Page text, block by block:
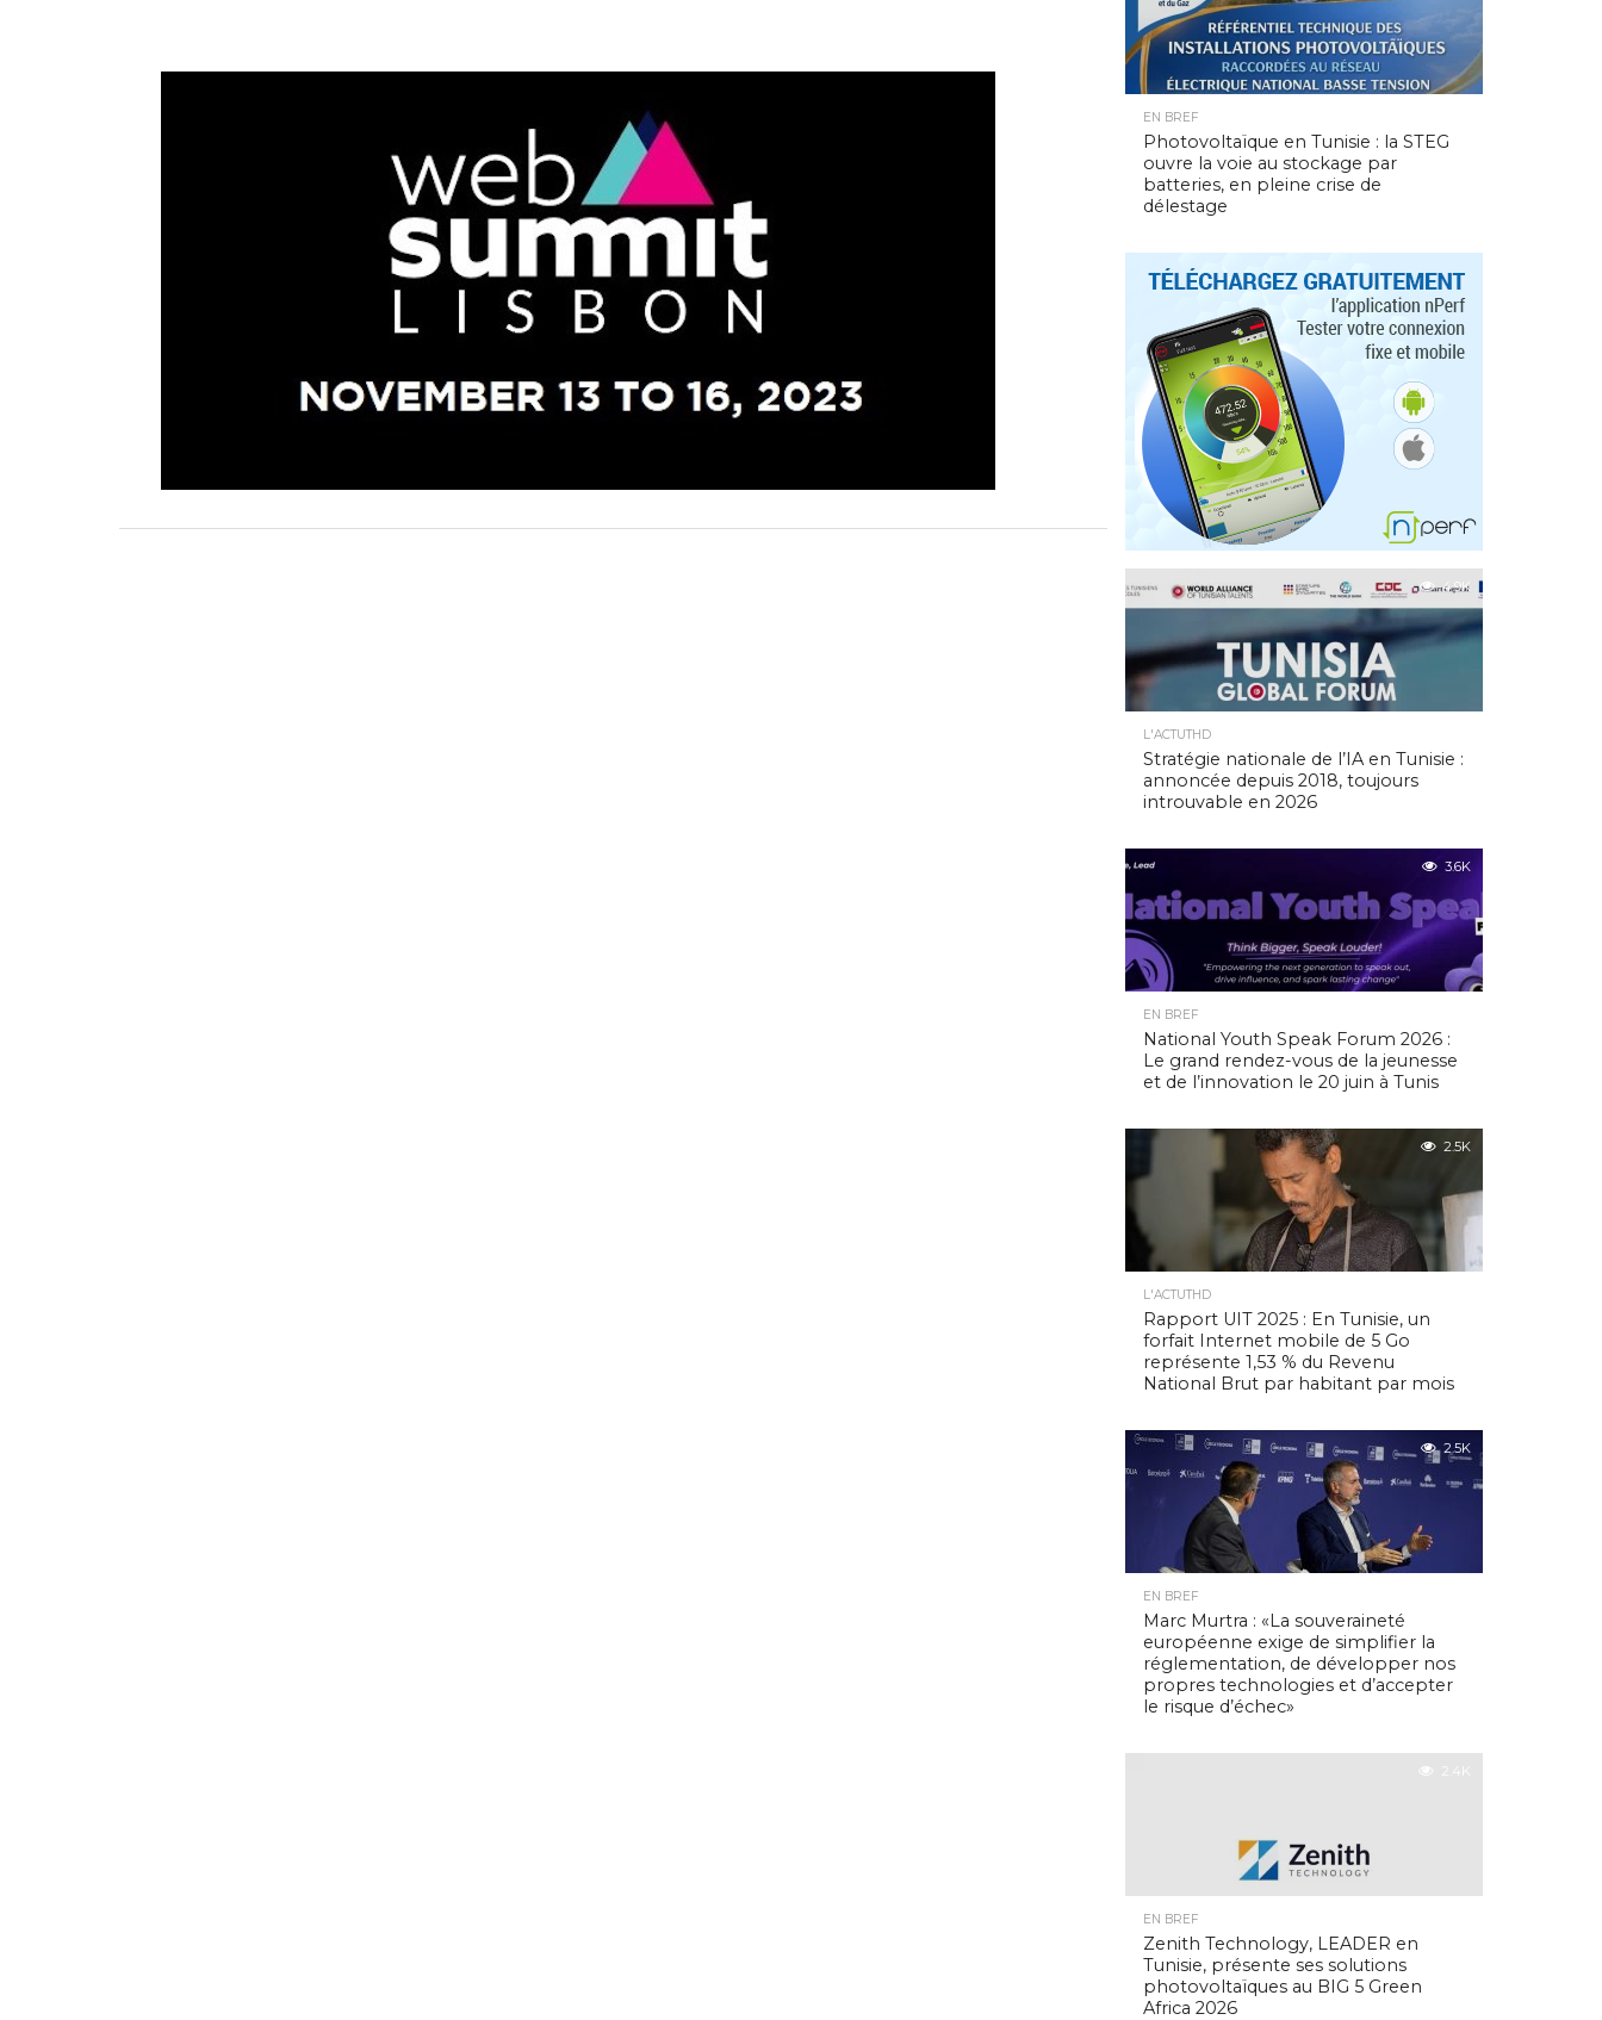
EN BREF
Photovoltaïque en Tunisie : la STEG
ouvre la voie au stockage par
batteries, en pleine crise de
délestage
4.9K
L'ACTUTHD
Stratégie nationale de l’IA en Tunisie :
annoncée depuis 2018, toujours
introuvable en 2026
3.6K
EN BREF
National Youth Speak Forum 2026 :
Le grand rendez-vous de la jeunesse
et de l’innovation le 20 juin à Tunis
2.5K
L'ACTUTHD
Rapport UIT 2025 : En Tunisie, un
forfait Internet mobile de 5 Go
représente 1,53 % du Revenu
National Brut par habitant par mois
2.5K
EN BREF
Marc Murtra : «La souveraineté
européenne exige de simplifier la
réglementation, de développer nos
propres technologies et d’accepter
le risque d’échec»
2.4K
EN BREF
Zenith Technology, LEADER en
Tunisie, présente ses solutions
photovoltaïques au BIG 5 Green
Africa 2026